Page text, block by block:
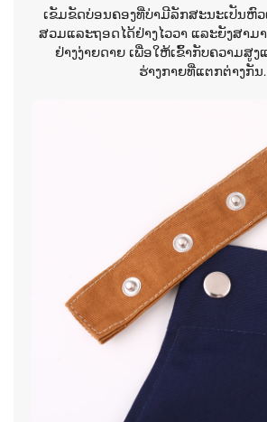
ເຂັມຂັດບ່ອນຄອງທີ່ບ່າມີລັກສະນະເປັນຫົ
ສວມແລະຖອດໄດ້ຢ່າງໄວວາ ແລະຍັງສາມ
ຢ່າງງ່າຍດາຍ ເພື່ອໃຫ້ເຂົ້າກັບຄວາມສູງ
ຮ່າງກາຍທີ່ແຕກຕ່າງກັນ.